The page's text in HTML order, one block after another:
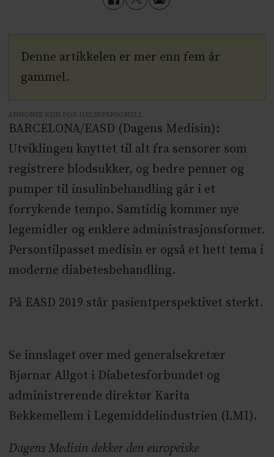
Denne artikkelen er mer enn fem år
gammel.
ANNONSE KUN FOR HELSEPERSONELL
BARCELONA/EASD (Dagens Medisin):
Utviklingen knyttet til alt fra sensorer som
registrere blodsukker, og bedre penner og
pumper til insulinbehandling går i et
forrykende tempo. Samtidig kommer nye
legemidler og enklere administrasjonsformer.
Persontilpasset medisin er også et hett tema i
moderne diabetesbehandling.
På EASD 2019 står pasientperspektivet sterkt.
Se innslaget over med generalsekretær
Bjørnar Allgot i Diabetesforbundet og
administrerende direktør Karita
Bekkemellem i Legemiddelindustrien (LMI).
Dagens Medisin dekker den europeiske